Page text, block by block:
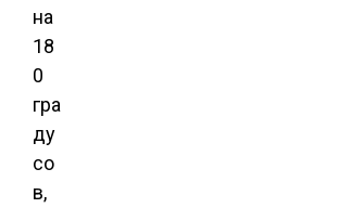
на
18
0
гра
ду
со
в,